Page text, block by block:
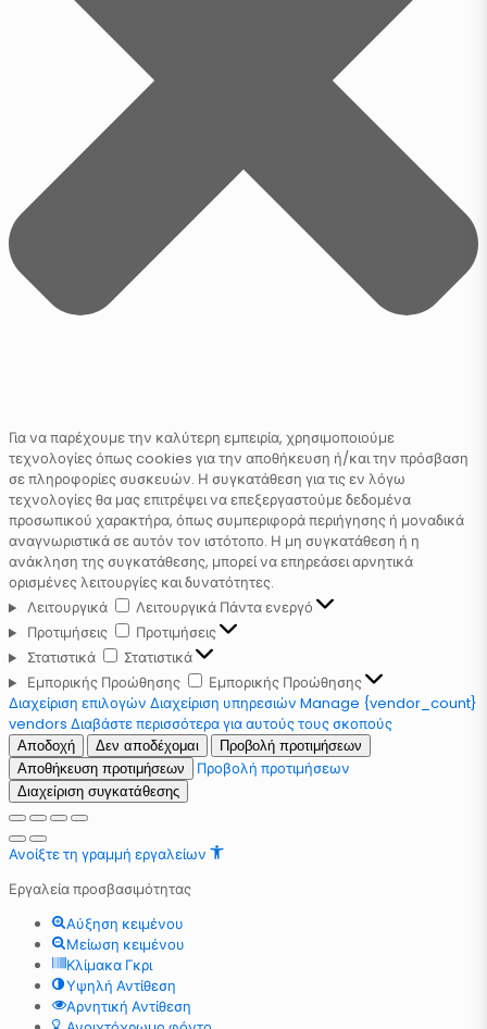
Για να παρέχουμε την καλύτερη εμπειρία, χρησιμοποιούμε
τεχνολογίες όπως cookies για την αποθήκευση ή/και την πρόσβαση
σε πληροφορίες συσκευών. Η συγκατάθεση για τις εν λόγω
τεχνολογίες θα μας επιτρέψει να επεξεργαστούμε δεδομένα
προσωπικού χαρακτήρα, όπως συμπεριφορά περιήγησης ή μοναδικά
αναγνωριστικά σε αυτόν τον ιστότοπο. Η μη συγκατάθεση ή η
ανάκληση της συγκατάθεσης, μπορεί να επηρεάσει αρνητικά
ορισμένες λειτουργίες και δυνατότητες.
Λειτουργικά
Λειτουργικά Πάντα ενεργό
Προτιμήσεις
Προτιμήσεις
Στατιστικά
Στατιστικά
Εμπορικής Προώθησης
Εμπορικής Προώθησης
Διαχείριση επιλογών Διαχείριση υπηρεσιών Manage {vendor_count}
vendors Διαβάστε περισσότερα για αυτούς τους σκοπούς
Αποδοχή Δεν αποδέχομαι
Προβολή προτιμήσεων
Αποθήκευση προτιμήσεων
Προβολή προτιμήσεων
Διαχείριση συγκατάθεσης
Ανοίξτε τη γραμμή εργαλείων
Εργαλεία προσβασιμότητας
Αύξηση κειμένου
Μείωση κειμένου
Κλίμακα Γκρι
Υψηλή Αντίθεση
Αρνητική Αντίθεση